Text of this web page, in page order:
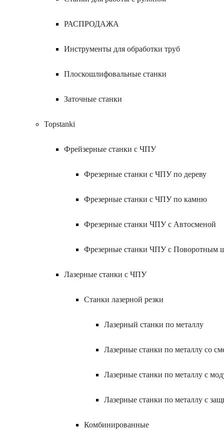
РАСПРОДАЖА
Инструменты для обработки труб
Плоскошлифовальные станки
Заточные станки
Topstanki
Фрейзерные станки с ЧПУ
Фрезерные станки с ЧПУ по дереву
Фрезерные станки с ЧПУ по камню
Фрезерные станки ЧПУ с Автосменой
Фрезерные станки ЧПУ с Поворотным
Лазерные станки с ЧПУ
Станки лазерной резки
Лазерный станки по металлу
Лазерные станки по металлу со
Лазерные станки по металлу с
Лазерные станки по металлу с
Комбинированные